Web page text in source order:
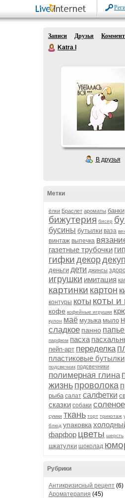
Записи Друзья
Katra I
В друзья
Метки
ёлки Браслет ароматы банки
бижутерия бисер
бусины бутылки ваза
винтаж выпечка
газетные трубочки
гифки декор
деньги дети джинсы
игрушки имитация
картинки картон
контуры коты коты и
кофе кофейные игрушки
кулон маё музыка мыло
сладкое панно
парфюм пасха
пейп-арт переделка
пластиковые бутылки
подсвечник подсвечники
полимерная глина
жизнь проволока
рыба салат салфетки
сказки собаки
сумки ткань торт трикотаж
блюд упаковка
фарфор цветы шерсть
шкатулки шоколад
Рубрики
Антикризисный рецепт (6)
Ароматерапия (45)